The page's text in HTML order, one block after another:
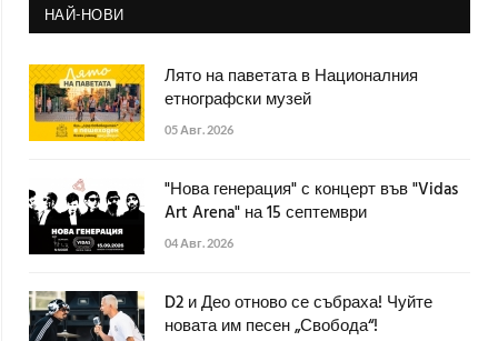
НАЙ-НОВИ
Лято на паветата в Националния
етнографски музей
05 Авг. 2026
"Нова генерация" с концерт във "Vidas
Art Arena" на 15 септември
04 Авг. 2026
D2 и Део отново се събраха! Чуйте
новата им песен „Свобода“!